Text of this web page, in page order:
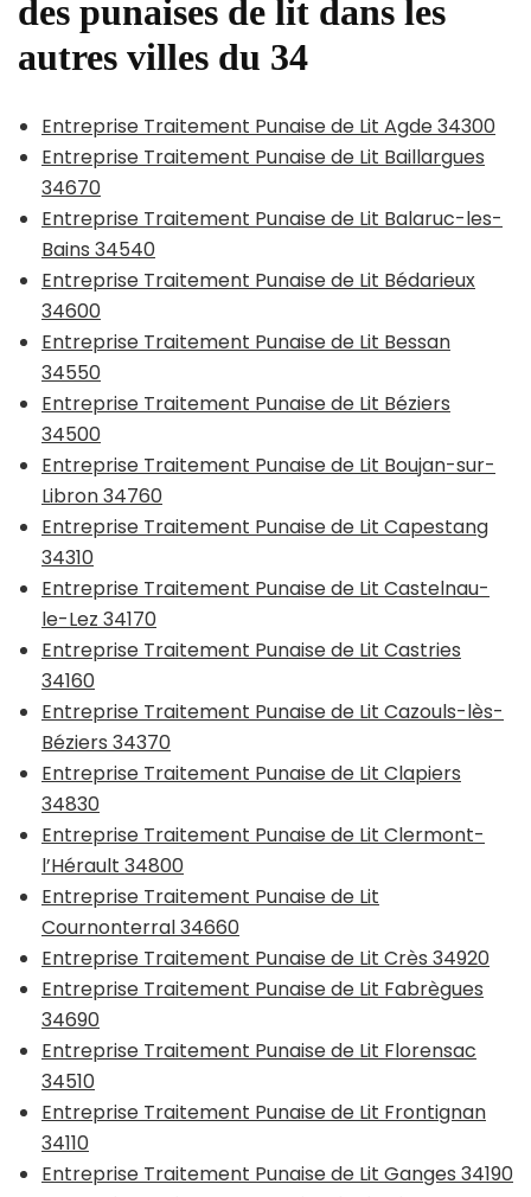
des punaises de lit dans les
autres villes du 34
Entreprise Traitement Punaise de Lit Agde 34300
Entreprise Traitement Punaise de Lit Baillargues
34670
Entreprise Traitement Punaise de Lit Balaruc-les-
Bains 34540
Entreprise Traitement Punaise de Lit Bédarieux
34600
Entreprise Traitement Punaise de Lit Bessan
34550
Entreprise Traitement Punaise de Lit Béziers
34500
Entreprise Traitement Punaise de Lit Boujan-sur-
Libron 34760
Entreprise Traitement Punaise de Lit Capestang
34310
Entreprise Traitement Punaise de Lit Castelnau-
le-Lez 34170
Entreprise Traitement Punaise de Lit Castries
34160
Entreprise Traitement Punaise de Lit Cazouls-lès-
Béziers 34370
Entreprise Traitement Punaise de Lit Clapiers
34830
Entreprise Traitement Punaise de Lit Clermont-
l’Hérault 34800
Entreprise Traitement Punaise de Lit
Cournonterral 34660
Entreprise Traitement Punaise de Lit Crès 34920
Entreprise Traitement Punaise de Lit Fabrègues
34690
Entreprise Traitement Punaise de Lit Florensac
34510
Entreprise Traitement Punaise de Lit Frontignan
34110
Entreprise Traitement Punaise de Lit Ganges 34190